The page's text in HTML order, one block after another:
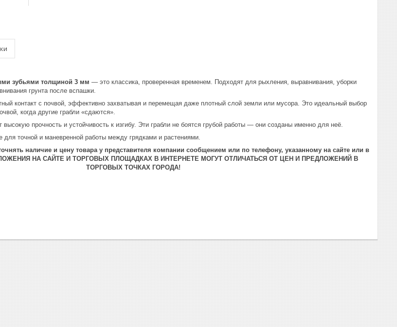
зубьями толщиной 3 мм — это классика, проверенная временем. Подходят для рыхления, выравнивания, уборки
грунта после вспашки.
контакт с почвой, эффективно захватывая и перемещая даже плотный слой земли или мусора. Это идеальный выбор
когда другие грабли «сдаются».
высокую прочность и устойчивость к изгибу. Эти грабли не боятся грубой работы — они созданы именно для неё.
точной и маневренной работы между грядками и растениями.
наличие и цену товара у представителя компании сообщением или по телефону, указанному на сайте или в
НА САЙТЕ И ТОРГОВЫХ ПЛОЩАДКАХ В ИНТЕРНЕТЕ МОГУТ ОТЛИЧАТЬСЯ ОТ ЦЕН И ПРЕДЛОЖЕНИЙ В
ТОРГОВЫХ ТОЧКАХ ГОРОДА!